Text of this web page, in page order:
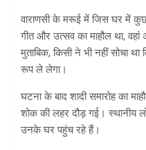
वाराणसी के मरूई में जिस घर में
गीत और उत्सव का माहौल था,
मुताबिक, किसी ने भी नहीं सोचा
रूप ले लेगा।
घटना के बाद शादी समारोह का
शोक की लहर दौड़ गई। स्थानीय
उनके घर पहुंच रहे हैं।